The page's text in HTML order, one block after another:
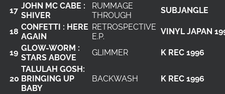
17 JOHN MC CABE :
SHIVER
RUMMAGE
THROUGH
SUBJANGLE
18 CONFETTI : HERE
AGAIN
RETROSPECTIVE
E.P.
VINYL JAPAN
19 GLOW-WORM :
STARS ABOVE
GLIMMER K REC 1996
20
TALULAH GOSH:
BRINGING UP
BABY
BACKWASH K REC 1996